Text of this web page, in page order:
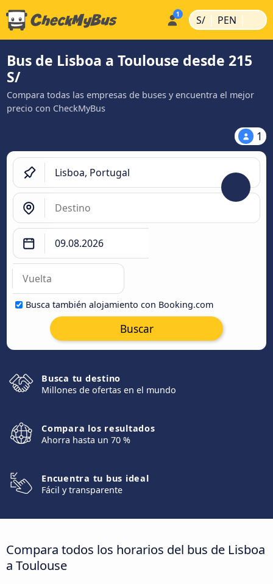
S/ | PEN |
Bus de Lisboa a Toulouse desde 215
S/
Compara todas las empresas de buses y encuentra el mejor
precio con CheckMyBus
1
Busca también alojamiento con Booking.com
Buscar
Busca tu destino
Millones de ofertas en el mundo
Compara los resultados
Ahorra hasta un 70 %
Encuentra tu bus ideal
Fácil y transparente
Compara todos los horarios del bus de Lisboa
a Toulouse